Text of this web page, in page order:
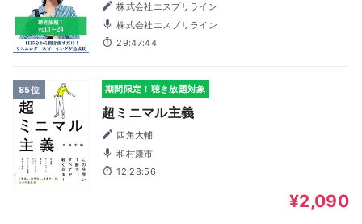
株式会社エスプリライン
株式会社エスプリライン
29:47:44
85位 期間限定！聴き放題対象
超ミニマル主義
四角大輔
和村康市
12:28:56
¥2,090